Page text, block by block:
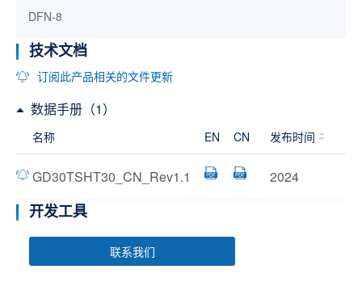
DFN-8
技术文档
订阅此产品相关的文件更新
数据手册（1）
名称 EN CN 发布时间
GD30TSHT30_CN_Rev1.1 2024
开发工具
联系我们